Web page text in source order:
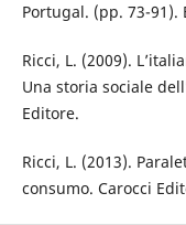
Portugal. (pp. 73-91).
Ricci, L. (2009).
Una storia sociale
Editore.
Ricci, L. (2013).
consumo. Carocci